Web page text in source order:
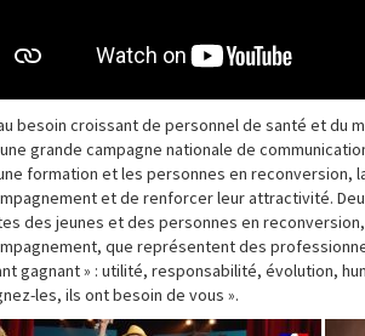
besoin croissant de personnel de santé et du
grande campagne nationale de
formation et les personnes en reconversion,
et de renforcer leur attractivité.
des jeunes et des personnes en
que représentent des
gagnant » : utilité, responsabilité, évolution,
les, ils ont besoin de vous ».